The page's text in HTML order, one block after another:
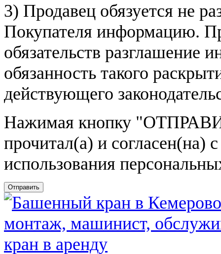
3) Продавец обязуется не
Покупателя информацию.
обязательств разглашение
обязанность такого
действующего
Нажимая кнопку
прочитал(а) и согласен(на)
использования
Отправить